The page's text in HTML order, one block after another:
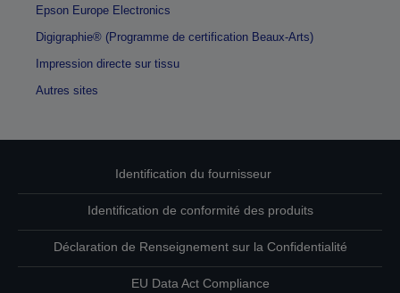
Epson Europe Electronics
Digigraphie® (Programme de certification Beaux-Arts)
Impression directe sur tissu
Autres sites
Identification du fournisseur
Identification de conformité des produits
Déclaration de Renseignement sur la Confidentialité
EU Data Act Compliance